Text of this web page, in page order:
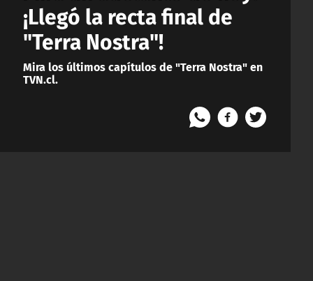
¡Llegó la recta final de
"Terra Nostra"!
Mira los últimos capítulos de "Terra Nostra" en
TVN.cl.